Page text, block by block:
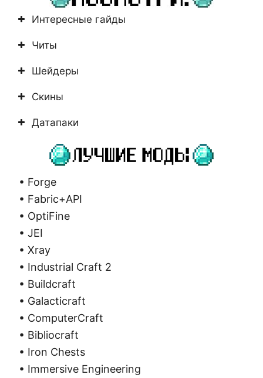
Интересные гайды
Читы
Шейдеры
Скины
Датапаки
• Forge
• Fabric+API
• OptiFine
• JEI
• Xray
• Industrial Craft 2
• Buildcraft
• Galacticraft
• ComputerCraft
• Bibliocraft
• Iron Chests
• Immersive Engineering